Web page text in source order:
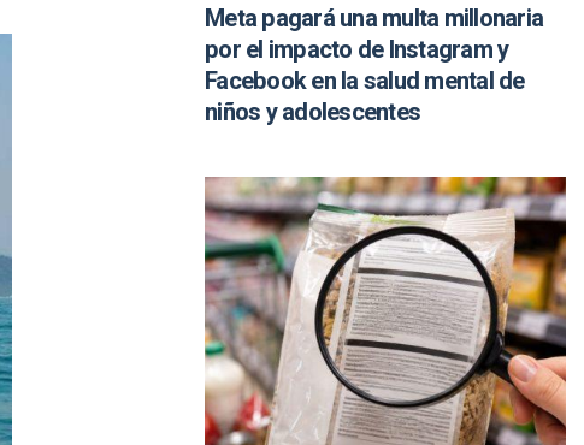
Meta pagará una multa millonaria
por el impacto de Instagram y
Facebook en la salud mental de
niños y adolescentes